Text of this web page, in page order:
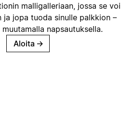
malligalleriaan, jossa se voi
ja jopa tuoda sinulle palkkion –
napsautuksella.
Aloita →